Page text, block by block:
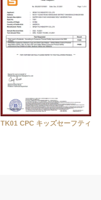
TK01 CPC キッズセーフティ